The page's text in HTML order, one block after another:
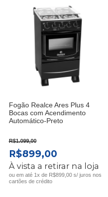
Fogão Realce Ares Plus 4
Bocas com Acendimento
Automático-Preto
R$1.099,00
O
PREÇO
ORIGINAL
R$899,00O
PREÇO
ATUAL
À vista a retirar na loja
ou em até 1x de R$899,00 s/ juros nos
cartões de crédito